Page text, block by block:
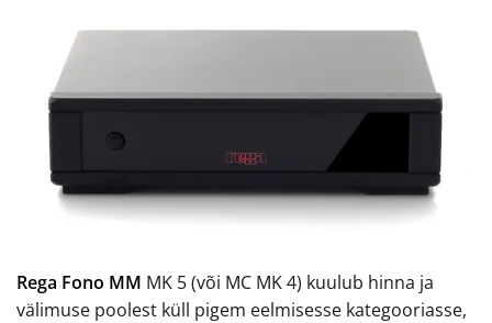
Rega Fono MM MK 5 (või MC MK 4) kuulub hinna ja
välimuse poolest küll pigem eelmisesse kategooriasse,